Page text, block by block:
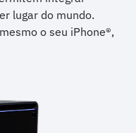
lugar do mundo.
o seu iPhone®,